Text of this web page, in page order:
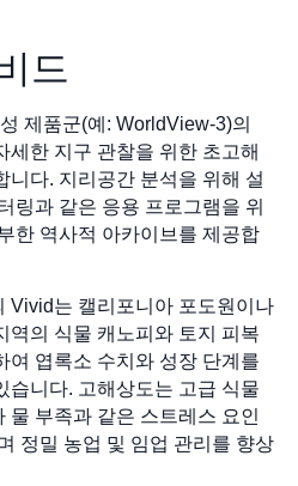
드
제품군(예: WorldView-3)의
세한 지구 관찰을 위한 초고해
니다. 지리공간 분석을 위해 설
링과 같은 응용 프로그램을 위
한 역사적 아카이브를 제공합
Vivid는 캘리포니아 포도원이나
역의 식물 캐노피와 토지 피복
여 엽록소 수치와 성장 단계를
습니다. 고해상도는 고급 식물
물 부족과 같은 스트레스 요인
정밀 농업 및 임업 관리를 향상